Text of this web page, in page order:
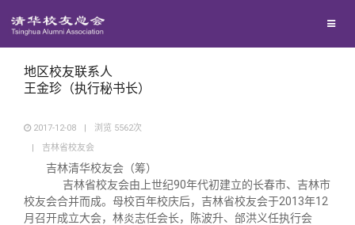
捐赠项目
捐赠新闻
媒体平台
《清华校友通讯》
百年清华
地区校友联系人
王金珍（执行秘书长）
2017-12-08 | 浏览 5562次
|
吉林省校友会
吉林清华校友会（筹）
吉林省校友会由上世纪90年代初建立的长春市、吉林市
校友会合并而成。母校百年校庆后，吉林省校友会于2013年12
月召开成立大会，林炎志任会长，陈波升、邰洪义任执行会